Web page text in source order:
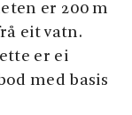
er 200 m
eit vatn.
er ei
med basis